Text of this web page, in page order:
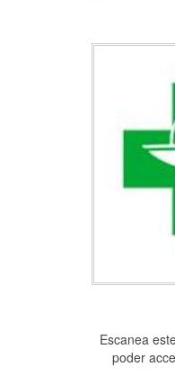
Escanea
poder